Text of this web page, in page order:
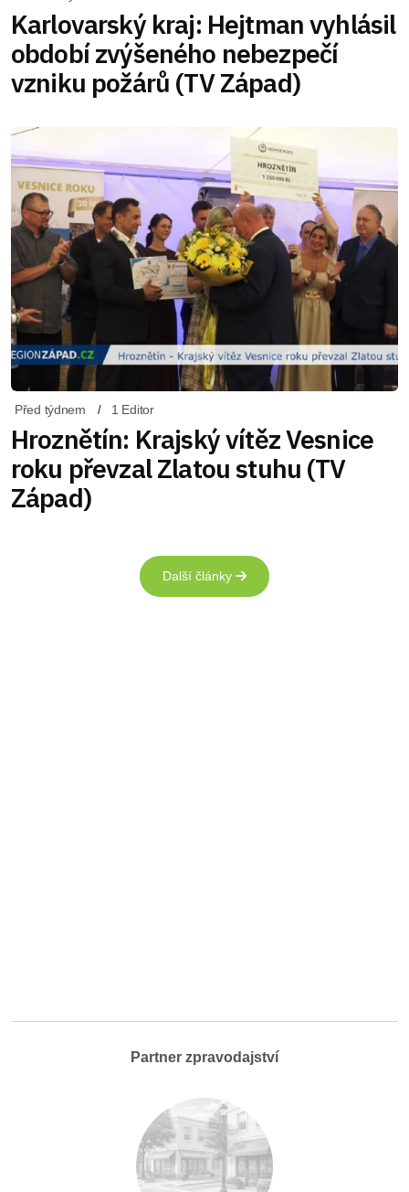
Karlovarský kraj: Hejtman vyhlásil
období zvýšeného nebezpečí
vzniku požárů (TV Západ)
Před týdnem 1 Editor
Hroznětín: Krajský vítěz Vesnice
roku převzal Zlatou stuhu (TV
Západ)
Další články
Partner zpravodajství